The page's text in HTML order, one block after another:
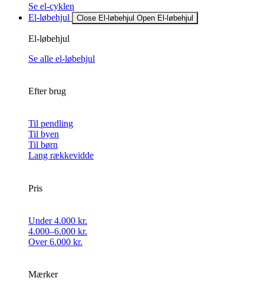
Se el-cyklen
El-løbehjul
Close El-løbehjul Open El-løbehjul
El-løbehjul
Se alle el-løbehjul
Efter brug
Til pendling
Til byen
Til børn
Lang rækkevidde
Pris
Under 4.000 kr.
4.000–6.000 kr.
Over 6.000 kr.
Mærker